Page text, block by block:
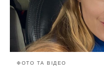
ФОТО ТА ВІДЕО